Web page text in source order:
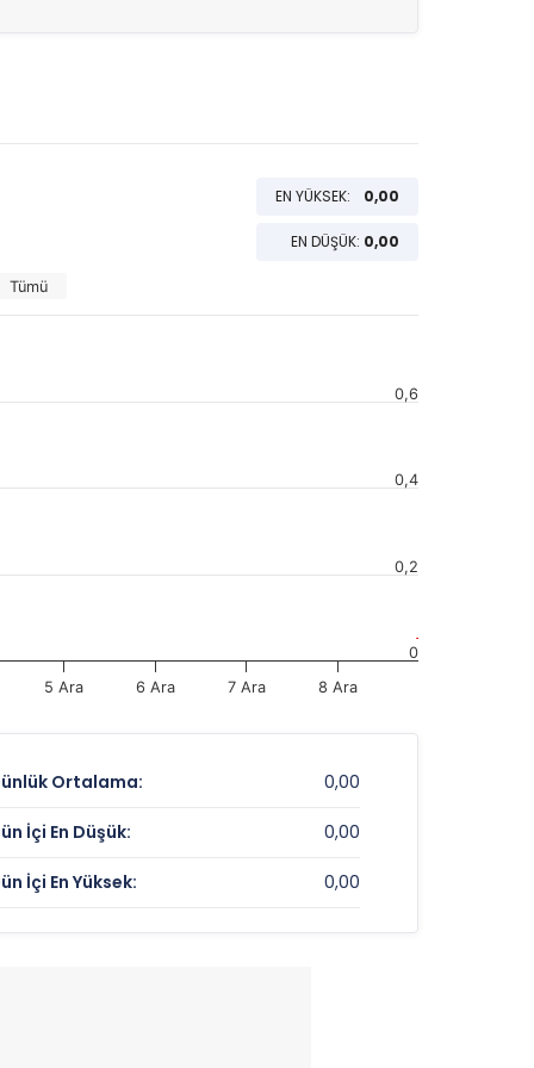
EN YÜKSEK: 0,00
EN DÜŞÜK: 0,00
Tümü
5 Ara 6 Ara 7 Ara 8 Ara
0
0,2
0,4
0,6
Ortalama: 0,00
İçi En Düşük: 0,00
İçi En Yüksek: 0,00